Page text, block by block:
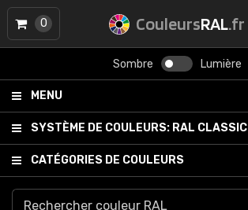
CouleursRAL.fr
Sombre Lumière
MENU
SYSTÈME DE COULEURS: RAL CLASSIC
CATÉGORIES DE COULEURS
0